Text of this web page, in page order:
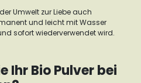
Umwelt zur Liebe auch
und leicht mit Wasser
sofort wiederverwendet wird.
Ihr Bio Pulver bei